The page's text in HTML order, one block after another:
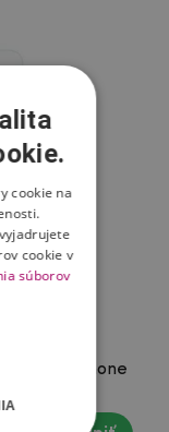
7 a iPhone
cookie na
cookie v
súborov